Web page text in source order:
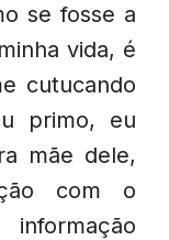
se fosse a
vida, é
cutucando
primo, eu
mãe dele,
com o